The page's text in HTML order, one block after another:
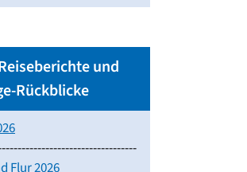
und
Rückblicke